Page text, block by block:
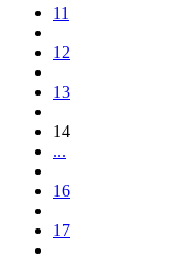
11
12
13
14
...
16
17